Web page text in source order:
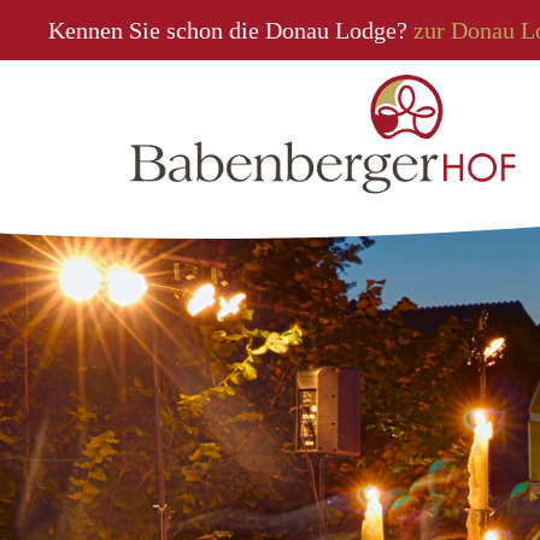
Kennen Sie schon die Donau Lodge? zur Donau